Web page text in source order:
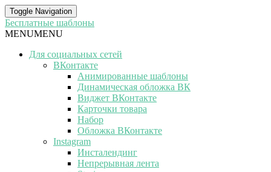
Toggle Navigation
Бесплатные шаблоны
MENUMENU
Для социальных сетей
ВКонтакте
Анимированные шаблоны
Динамическая обложка ВК
Виджет ВКонтакте
Карточки товара
Набор
Обложка ВКонтакте
Instagram
Инсталендинг
Непрерывная лента